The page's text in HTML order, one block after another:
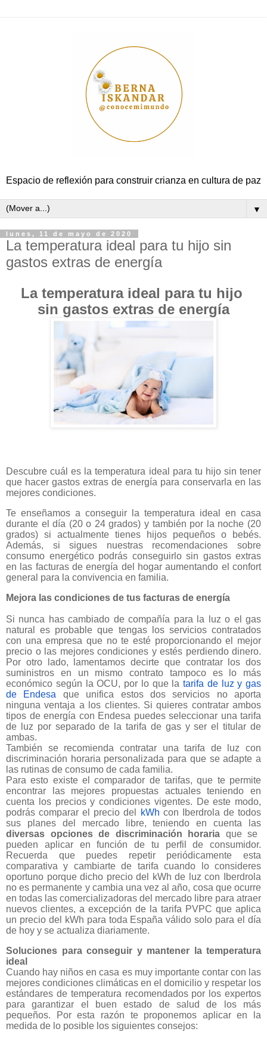
Espacio de reflexión para construir crianza en cultura de paz
▼
lunes, 11 de mayo de 2020
La temperatura ideal para tu hijo sin
gastos extras de energía
La temperatura ideal para tu hijo
sin gastos extras de energía
Descubre cuál es la temperatura ideal para tu hijo sin tener
que hacer gastos extras de energía para conservarla en las
mejores condiciones.
Te enseñamos a conseguir la temperatura ideal en casa
durante el día (20 o 24 grados) y también por la noche (20
grados) si actualmente tienes hijos pequeños o bebés.
Además, si sigues nuestras recomendaciones sobre
consumo energético podrás conseguirlo sin gastos extras
en las facturas de energía del hogar aumentando el confort
general para la convivencia en familia.
Mejora las condiciones de tus facturas de energía
Si nunca has cambiado de compañía para la luz o el gas
natural es probable que tengas los servicios contratados
con una empresa que no te esté proporcionando el mejor
precio o las mejores condiciones y estés perdiendo dinero.
Por otro lado, lamentamos decirte que contratar los dos
suministros en un mismo contrato tampoco es lo más
económico según la OCU, por lo que la tarifa de luz y gas
de Endesa que unifica estos dos servicios no aporta
ninguna ventaja a los clientes. Si quieres contratar ambos
tipos de energía con Endesa puedes seleccionar una tarifa
de luz por separado de la tarifa de gas y ser el titular de
ambas.
También se recomienda contratar una tarifa de luz con
discriminación horaria personalizada para que se adapte a
las rutinas de consumo de cada familia.
Para esto existe el comparador de tarifas, que te permite
encontrar las mejores propuestas actuales teniendo en
cuenta los precios y condiciones vigentes. De este modo,
podrás comparar el precio del
kWh con Iberdrola de todos
sus planes del mercado libre, teniendo en cuenta las
diversas opciones de discriminación horaria que se
pueden aplicar en función de tu perfil de consumidor.
Recuerda que puedes repetir periódicamente esta
comparativa y cambiarte de tarifa cuando lo consideres
oportuno porque dicho precio del kWh de luz con Iberdrola
no es permanente y cambia una vez al año, cosa que ocurre
en todas las comercializadoras del mercado libre para atraer
nuevos clientes, a excepción de la tarifa PVPC que aplica
un precio del kWh para toda España válido solo para el día
de hoy y se actualiza diariamente.
Soluciones para conseguir y mantener la temperatura
ideal
Cuando hay niños en casa es muy importante contar con las
mejores condiciones climáticas en el domicilio y respetar los
estándares de temperatura recomendados por los expertos
para garantizar el buen estado de salud de los más
pequeños. Por esta razón te proponemos aplicar en la
medida de lo posible los siguientes consejos: